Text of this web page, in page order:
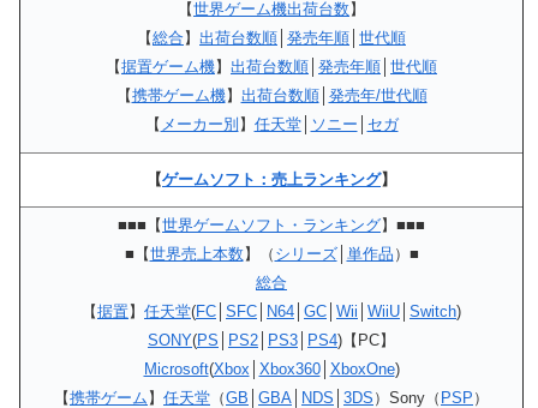
【世界ゲーム機出荷台数】
【総合】 出荷台数順 発売年順 世代順
【据置ゲーム機】 出荷台数順 発売年順 世代順
【携帯ゲーム機】 出荷台数順│ 発売年/世代順
【 メーカー別 】 任天堂│ ソニー セガ
【ゲームソフト：売上ランキング】
■■■【世界ゲームソフト・ランキング】■■■
■【世界売上本数】（ シリーズ│ 単作品 ）■
総合
【据置】 任天堂(FC SFC N64 GC Wii WiiU Switch)
SONY(PS PS2 PS3 PS4)【PC】
Microsoft(Xbox Xbox360│ XboxOne)
【携帯ゲーム 】 任天堂 （GB GBA NDS 3DS ）Sony（ PSP ）